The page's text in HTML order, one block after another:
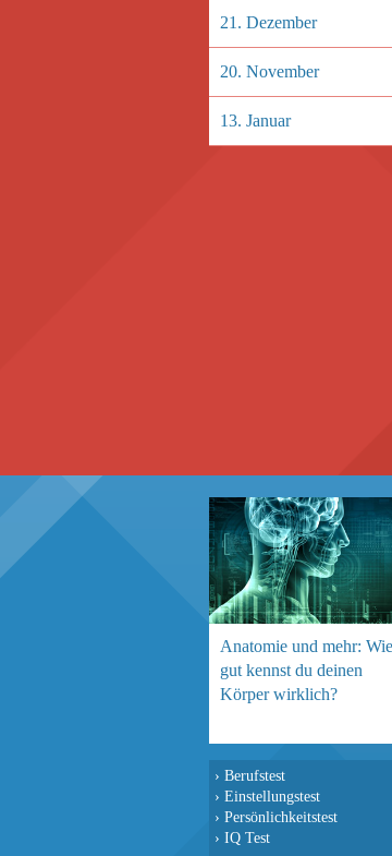
21. Dezember
20. November
13. Januar
Anatomie und mehr: Wie
gut kennst du deinen
Körper wirklich?
› Berufstest
› Einstellungstest
› Persönlichkeitstest
› IQ Test